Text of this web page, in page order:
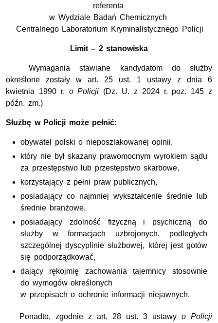
referenta
w Wydziale Badań Chemicznych
Centralnego Laboratorium Kryminalistycznego Policji
Limit – 2 stanowiska
Wymagania stawiane kandydatom do służby
określone zostały w art. 25 ust. 1 ustawy z dnia 6
kwietnia 1990 r. o Policji (Dz. U. z 2024 r. poz. 145 z
późn. zm.)
Służbę w Policji może pełnić:
obywatel polski o nieposzlakowanej opinii,
który nie był skazany prawomocnym wyrokiem sądu
za przestępstwo lub przestępstwo skarbowe,
korzystający z pełni praw publicznych,
posiadający co najmniej wykształcenie średnie lub
średnie branżowe,
posiadający zdolność fizyczną i psychiczną do
służby w formacjach uzbrojonych, podległych
szczególnej dyscyplinie służbowej, której jest gotów
się podporządkować,
dający rękojmię zachowania tajemnicy stosownie
do wymogów określonych
w przepisach o ochronie informacji niejawnych.
Ponadto, zgodnie z art. 28 ust. 3 ustawyo Policji